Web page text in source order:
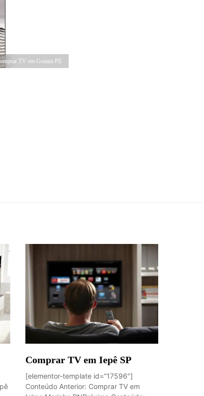
TV em Goiana PE
Comprar TV em Iepê SP
[elementor-template id=”17596″]
Conteúdo Anterior: Comprar TV em